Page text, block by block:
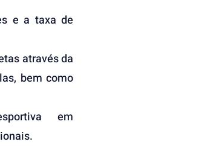
e a taxa de
através da
bem como
em